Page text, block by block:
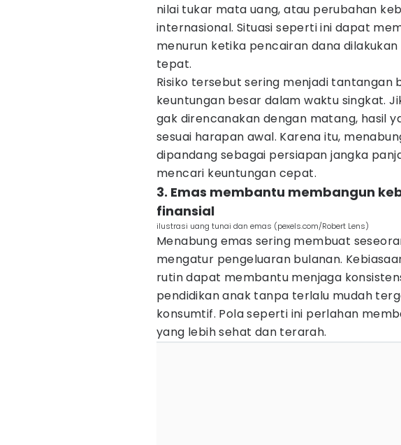
nilai tukar mata uang, atau perubahan
internasional. Situasi seperti ini dapat
menurun ketika pencairan dana
tepat.
Risiko tersebut sering menjadi tantangan
keuntungan besar dalam waktu singkat.
gak direncanakan dengan matang, hasil
sesuai harapan awal. Karena itu,
dipandang sebagai persiapan jangka
mencari keuntungan cepat.
3. Emas membantu membangun
finansial
ilustrasi uang tunai dan emas (pexels.com/Robert Lens)
Menabung emas sering membuat
mengatur pengeluaran bulanan.
rutin dapat membantu menjaga
pendidikan anak tanpa terlalu mudah
konsumtif. Pola seperti ini perlahan
yang lebih sehat dan terarah.